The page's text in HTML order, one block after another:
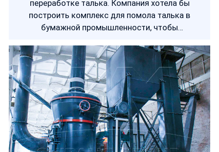
переработке талька. Компания хотела бы
построить комплекс для помола талька в
бумажной промышленности, чтобы
они отправляли заявку в SBM.